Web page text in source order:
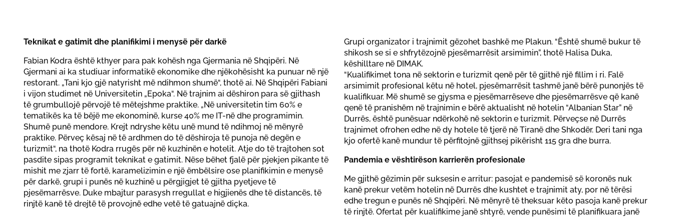
Teknikat e gatimit dhe planifikimi i menysë për darkë
Fabian Kodra është kthyer para pak kohësh nga Gjermania në Shqipëri. Në
Gjermani ai ka studiuar informatikë ekonomike dhe njëkohësisht ka punuar në një
restorant. „Tani kjo gjë natyrisht më ndihmon shumë“, thotë ai. Në Shqipëri Fabiani
i vijon studimet në Universitetin „Epoka“. Në trajnim ai dëshiron para së gjithash
të grumbullojë përvojë të mëtejshme praktike. „Në universitetin tim 60% e
tematikës ka të bëjë me ekonominë, kurse 40% me IT-në dhe programimin.
Shumë punë mendore. Krejt ndryshe këtu unë mund të ndihmoj në mënyrë
praktike. Përveç kësaj në të ardhmen do të dëshiroja të punoja në degën e
turizmit“, na thotë Kodra rrugës për në kuzhinën e hotelit. Atje do të trajtohen sot
pasdite sipas programit teknikat e gatimit. Nëse bëhet fjalë për pjekjen pikante të
mishit me zjarr të fortë, karamelizimin e një ëmbëlsire ose planifikimin e menysë
për darkë, grupi i punës në kuzhinë u përgjigjet të gjitha pyetjeve të
pjesëmarrësve. Duke mbajtur parasysh rregullat e higjienës dhe të distancës, të
rinjtë kanë të drejtë të provojnë edhe vetë të gatuajnë diçka.
Grupi organizator i trajnimit gëzohet bashkë me Plakun. “Është shumë bukur të
shikosh se si e shfrytëzojnë pjesëmarrësit arsimimin”, thotë Halisa Duka,
këshilltare në DIMAK.
“Kualifikimet tona në sektorin e turizmit qenë për të gjithë një fillim i ri. Falë
arsimimit profesional këtu në hotel, pjesëmarrësit tashmë janë bërë punonjës të
kualifikuar. Më shumë se gjysma e pjesëmarrëseve dhe pjesëmarrësve që kanë
qenë të pranishëm në trajnimin e bërë aktualisht në hotelin “Albanian Star” në
Durrës, është punësuar ndërkohë në sektorin e turizmit. Përveçse në Durrës
trajnimet ofrohen edhe në dy hotele të tjerë në Tiranë dhe Shkodër. Deri tani nga
kjo ofertë kanë mundur të përfitojnë gjithsej pikërisht 115 gra dhe burra.
Pandemia e vështirëson karrierën profesionale
Me gjithë gëzimin për suksesin e arritur: pasojat e pandemisë së koronës nuk
kanë prekur vetëm hotelin në Durrës dhe kushtet e trajnimit aty, por në tërësi
edhe tregun e punës në Shqipëri. Në mënyrë të theksuar këto pasoja kanë prekur
të rinjtë. Ofertat për kualifikime janë shtyrë, vende punësimi të planifikuara janë